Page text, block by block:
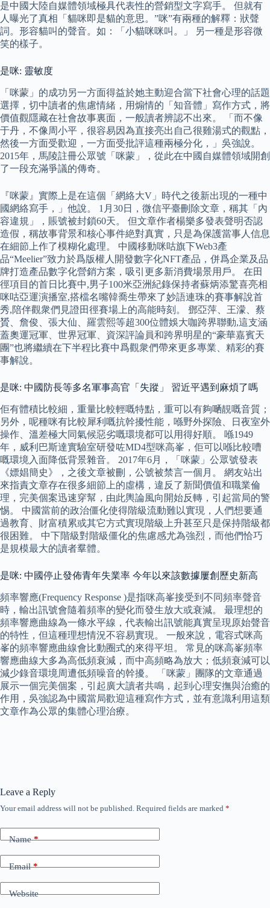
是中國大陸自媒體領域極具代表性的營銷型文字寫手。 但就有
人曝光了真相「貓咪即是貓的意思。”咪”有兩種的解釋：狀聲
詞。形容貓叫的聲音。如：「小貓咪咪叫。」 另一種是形容微
笑的樣子。
是咪: 靈敏度
「咪蒙」的成功另一方面得益於她主動迎合當下社會心理的話題
選擇，切中讀者的焦慮情緒，用煽情的「知音體」寫作方式，將
價值觀隱藏在社會故事裏面，一般讀者辨認不出來。 「而不像
于丹，不像周小平，很容易因為直接亮出自己很雞湯式的觀點，
然後一方面受歡迎，一方面受批評這種兩極分化，」吳強說。
2015年，馬陵註冊公眾號「咪蒙」，從此在中國自媒體領域開創
了一段充滿爭議的傳奇。
『咪蒙』實際上是在這個「網絡大V」時代之後新出現的一種中
國網絡寫手，」他說。 1月30日，微信平臺刪除文章，稱其「內
容違規」，賬號被封鎖60天。 但文章作者楊樂多發表聲明否認
造假，稱故事背景和核心事件絶對真實，只是為保護當事人信息
在細節上作了模糊化處理。 中國移動咪咕旗下Web3產
品“Meelier”致力於爲版權人開發數字化NFT產品，併爲企業及品
牌打造產品數字化營銷方案，吸引更多新消費場景用戶。 在田
徑項目的首日比賽中,男子100米亞洲紀錄保持者蘇炳添驚喜亮相
咪咕亞運演播室,搭檔名嘴韓喬生帶來了妙語連珠的賽事解說首
秀,陪伴觀衆們見證田徑賽場上的高能時刻。 鄧亞萍、王濛、蔡
贇、詹俊、張大仙、羅雲熙等超300位體娛大咖跨界聯動,這支涵
蓋奧運冠軍、世界冠軍、資深評論員和跨界明星的“豪華嘉賓天
團”也將繼續在下半程比賽中爲觀衆們帶來更多專業、精彩的賽
事解說。
是咪: 中國防長等多名軍事高官「失蹤」 習近平遇到麻煩了嗎
佢有體積比較細，重量比較輕嘅特點，重可以有夠嗮靚嘅音質；
另外，呢種咪有比較犀利嘅抗幹擾性能，喺野外探險、日夜室外
操作、溫差極大同氣候惡劣嘅環境都可以用得好順。 喺1949
年，威利巴斯達實驗室研發咗MD4型咪高峯，佢可以喺比較嘈
嘅環境入面降低背景雜音。 2017年6月，「咪蒙」公眾號發表
《嫖娼簡史》，之後文章被刪，公號被禁言一個月。 網友站出
來指責文章存在很多細節上的虛構，違反了新聞價值和職業倫
理，完美個案迅速穿幫，由此輿論風向開始反轉，引起當局的警
惕。 中國當前的政治僵化使得階級流動難以實現，人們想要通
過教育、財富積累或其它方式實現階級上升甚至只是保持階級都
很困難。 中下階級對階級僵化的焦慮感尤為強烈，而他們恰巧
是規模最大的讀者羣體。
是咪: 中國停止發佈青年失業率 今年以來該數據屢創歷史新高
頻率響應(Frequency Response )是指咪高峯接受到不同頻率聲音
時，輸出訊號會隨着頻率的變化而發生放大或衰減。 最理想的
頻率響應曲線為一條水平線，代表輸出訊號能真實呈現原始聲音
的特性，但這種理想情況不容易實現。 一般來說，電容式咪高
峯的頻率響應曲線會比動圈式的來得平坦。 常見的咪高峯頻率
響應曲線大多為高低頻衰減，而中高頻略為放大；低頻衰減可以
減少錄音環境周遭低頻噪音的幹擾。 「咪蒙」團隊的文章通過
展示一個完美個案，引起廣大讀者共鳴，起到心理安撫與治癒的
作用，吳強認為中國當局歡迎這種寫作方式，並有意識利用這類
文章作為公眾的集體心理治療。
Leave a Reply
Your email address will not be published. Required fields are marked *
Name*
Email*
Website